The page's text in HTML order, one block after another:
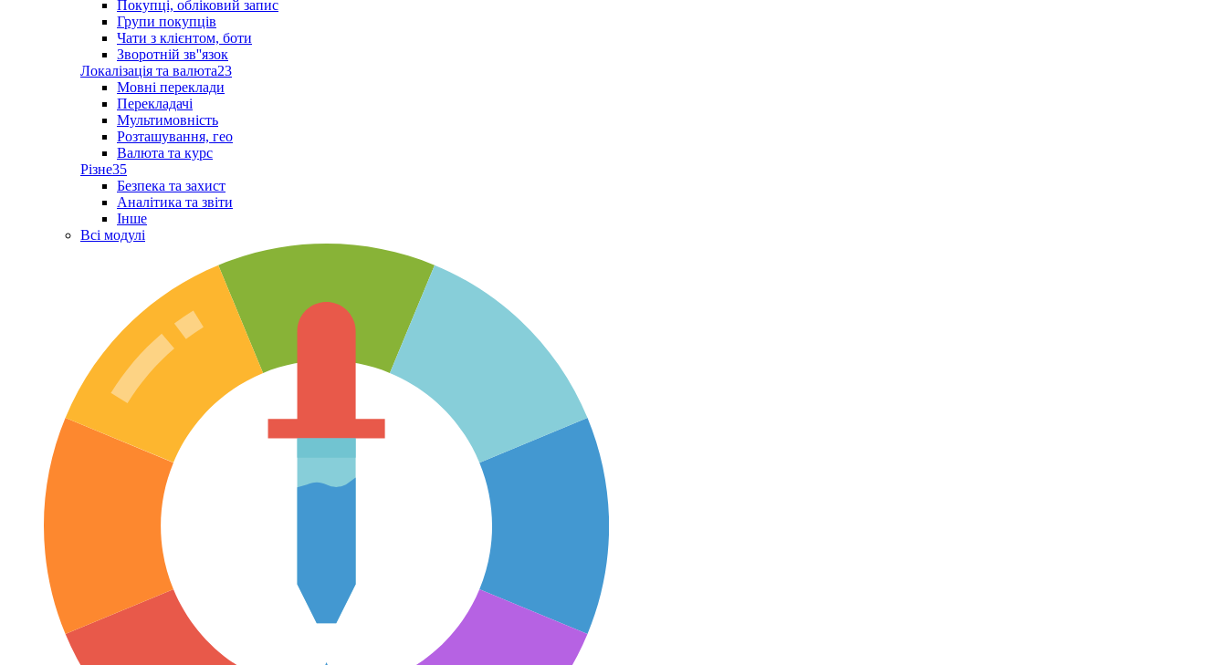
Покупці, обліковий запис
Групи покупців
Чати з клієнтом, боти
Зворотній зв''язок
Локалізація та валюта23
Мовні переклади
Перекладачі
Мультимовність
Розташування, гео
Валюта та курс
Різне35
Безпека та захист
Аналітика та звіти
Інше
Всі модулі